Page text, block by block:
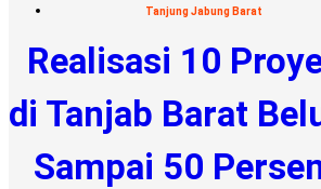
Tanjung Jabung Barat
Realisasi 10
di Tanjab Barat
Sampai 50